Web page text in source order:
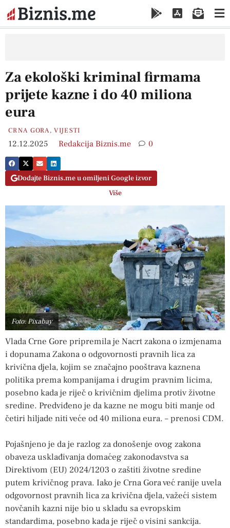
Za ekološki kriminal firmama
prijete kazne i do 40 miliona
eura
CRNA GORA,VIJESTI
12.12.2025 Redakcija Biznis.me 0
Dodajte Biznis.me u omiljeni Google izvor
Više
Foto: Pixabay
Vlada Crne Gore pripremila je Nacrt zakona o izmjenama
i dopunama Zakona o odgovornosti pravnih lica za
krivična djela, kojim se značajno pooštrava kaznena
politika prema kompanijama i drugim pravnim licima,
posebno kada je riječ o krivičnim djelima protiv životne
sredine. Predviđeno je da kazne ne mogu biti manje od
četiri hiljade niti veće od 40 miliona eura. – prenosi CDM.
Pojašnjeno je da je razlog za donošenje ovog zakona
obaveza usklađivanja domaćeg zakonodavstva sa
Direktivom (EU) 2024/1203 o zaštiti životne sredine
putem krivičnog prava. Iako je Crna Gora već ranije uvela
odgovornost pravnih lica za krivična djela, važeći sistem
novčanih kazni nije bio u skladu sa evropskim
standardima, posebno kada je riječ o visini sankcija.